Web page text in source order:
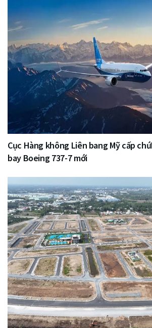
Cục Hàng không Liên bang Mỹ cấp
bay Boeing 737-7 mới